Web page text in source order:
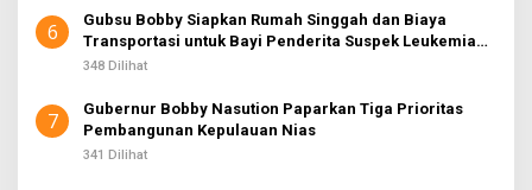
6
Gubsu Bobby Siapkan Rumah Singgah dan Biaya
Transportasi untuk Bayi Penderita Suspek Leukemia
Asal Nias Barat
348 Dilihat
7
Gubernur Bobby Nasution Paparkan Tiga Prioritas
Pembangunan Kepulauan Nias
341 Dilihat